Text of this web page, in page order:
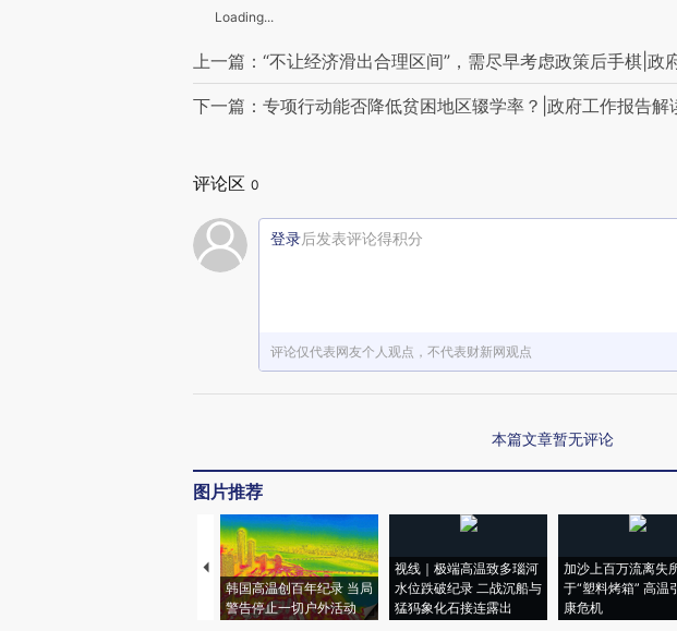
Loading...
上一篇：“不让经济滑出合理区间”，需尽早考虑政策后手棋|政
下一篇：专项行动能否降低贫困地区辍学率？|政府工作报告解
评论区 0
登录后发表评论得积分
评论仅代表网友个人观点，不代表财新网观点
本篇文章暂无评论
图片推荐
韩国高温创百年纪录 当局
警告停止一切户外活动
视线｜极端高温致多瑙河
水位跌破纪录 二战沉船与
猛犸象化石接连露出
加沙上百万流离失
于“塑料烤箱” 高温
康危机